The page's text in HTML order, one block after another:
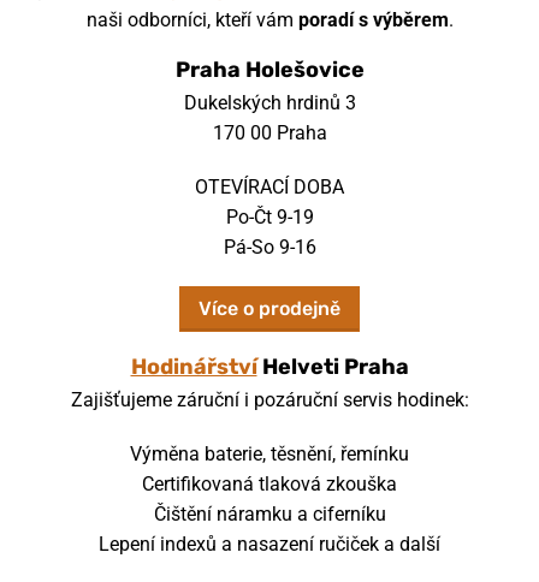
naši odborníci, kteří vám poradí s výběrem.
Praha Holešovice
Dukelských hrdinů 3
170 00 Praha
OTEVÍRACÍ DOBA
Po-Čt 9-19
Pá-So 9-16
Více o prodejně
HodinářstvíHelveti Praha
Zajišťujeme záruční i pozáruční servis hodinek:
Výměna baterie, těsnění, řemínku
Certifikovaná tlaková zkouška
Čištění náramku a ciferníku
Lepení indexů a nasazení ručiček a další